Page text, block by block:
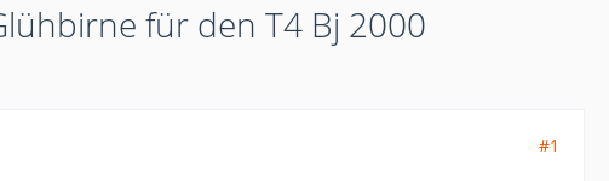
für den T4 Bj 2000
#1